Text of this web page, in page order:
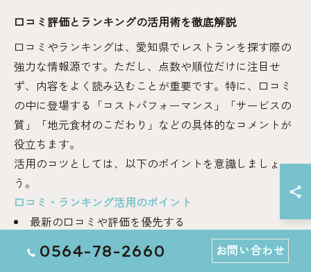
口コミ評価とランキングの活用術を徹底解説
口コミやランキングは、愛知県でレストランを探す際の
強力な情報源です。ただし、点数や順位だけに注目せ
ず、内容をよく読み込むことが重要です。特に、口コミ
の中に登場する「コストパフォーマンス」「サービスの
質」「地元食材のこだわり」などの具体的なコメントが
役立ちます。
活用のコツとしては、以下のポイントを意識しましょ
う。
口コミ・ランキング活用のポイント
最新の口コミや評価を優先する
複数サイトの情報を比較する
0564-78-2660 お問い合わせ